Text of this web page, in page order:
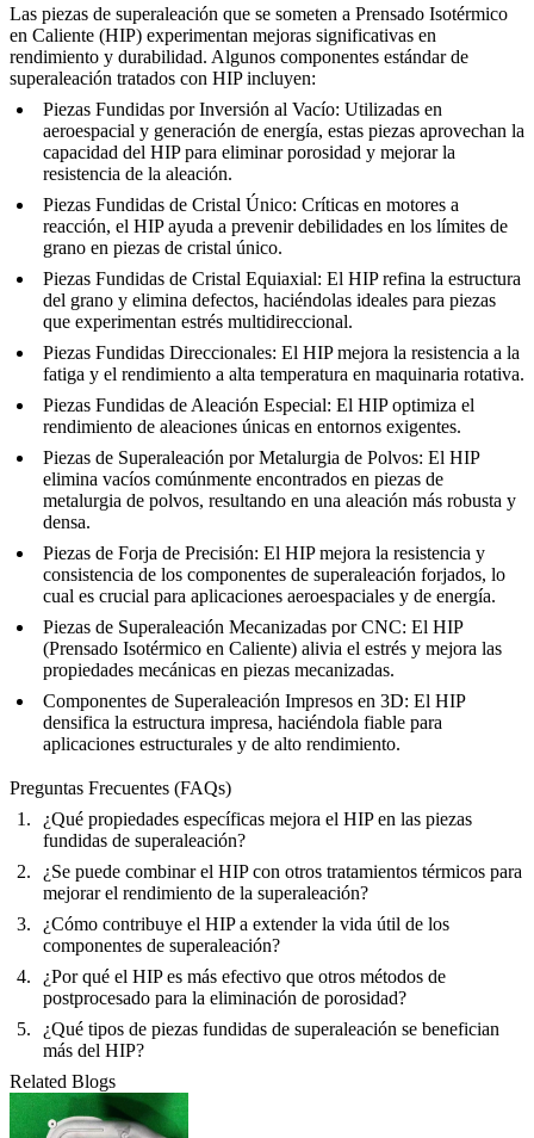
Las piezas de superaleación que se someten a Prensado Isotérmico
en Caliente (HIP) experimentan mejoras significativas en
rendimiento y durabilidad. Algunos componentes estándar de
superaleación tratados con HIP incluyen:
Piezas Fundidas por Inversión al Vacío: Utilizadas en
aeroespacial y generación de energía, estas piezas aprovechan la
capacidad del HIP para eliminar porosidad y mejorar la
resistencia de la aleación.
Piezas Fundidas de Cristal Único: Críticas en motores a
reacción, el HIP ayuda a prevenir debilidades en los límites de
grano en piezas de cristal único.
Piezas Fundidas de Cristal Equiaxial: El HIP refina la estructura
del grano y elimina defectos, haciéndolas ideales para piezas
que experimentan estrés multidireccional.
Piezas Fundidas Direccionales: El HIP mejora la resistencia a la
fatiga y el rendimiento a alta temperatura en maquinaria rotativa.
Piezas Fundidas de Aleación Especial: El HIP optimiza el
rendimiento de aleaciones únicas en entornos exigentes.
Piezas de Superaleación por Metalurgia de Polvos: El HIP
elimina vacíos comúnmente encontrados en piezas de
metalurgia de polvos, resultando en una aleación más robusta y
densa.
Piezas de Forja de Precisión: El HIP mejora la resistencia y
consistencia de los componentes de superaleación forjados, lo
cual es crucial para aplicaciones aeroespaciales y de energía.
Piezas de Superaleación Mecanizadas por CNC: El HIP
(Prensado Isotérmico en Caliente) alivia el estrés y mejora las
propiedades mecánicas en piezas mecanizadas.
Componentes de Superaleación Impresos en 3D: El HIP
densifica la estructura impresa, haciéndola fiable para
aplicaciones estructurales y de alto rendimiento.
Preguntas Frecuentes (FAQs)
¿Qué propiedades específicas mejora el HIP en las piezas
fundidas de superaleación?
¿Se puede combinar el HIP con otros tratamientos térmicos para
mejorar el rendimiento de la superaleación?
¿Cómo contribuye el HIP a extender la vida útil de los
componentes de superaleación?
¿Por qué el HIP es más efectivo que otros métodos de
postprocesado para la eliminación de porosidad?
¿Qué tipos de piezas fundidas de superaleación se benefician
más del HIP?
Related Blogs